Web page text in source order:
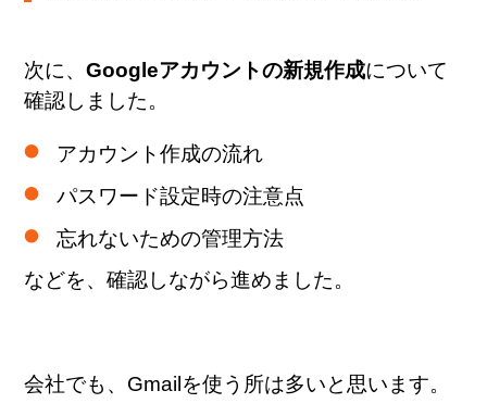
次に、Googleアカウントの新規作成について
確認しました。
アカウント作成の流れ
パスワード設定時の注意点
忘れないための管理方法
などを、確認しながら進めました。
会社でも、Gmailを使う所は多いと思います。